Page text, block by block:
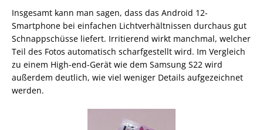
Insgesamt kann man sagen, dass das Android 12-
Smartphone bei einfachen Lichtverhältnissen durchaus gut
Schnappschüsse liefert. Irritierend wirkt manchmal, welcher
Teil des Fotos automatisch scharfgestellt wird. Im Vergleich
zu einem High-end-Gerät wie dem Samsung S22 wird
außerdem deutlich, wie viel weniger Details aufgezeichnet
werden.